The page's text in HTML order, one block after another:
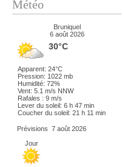
Météo
Bruniquel
6 août 2026
30°C
Apparent: 24°C
Pression: 1022 mb
Humidité: 72%
Vent: 5.1 m/s NNW
Rafales : 9 m/s
Lever du soleil: 6 h 47 min
Coucher du soleil: 21 h 11 min
Prévisions 7 août 2026
Jour